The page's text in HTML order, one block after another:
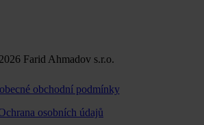
2026Farid Ahmadov s.r.o.
obchodní podmínky
osobních údajů